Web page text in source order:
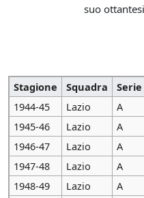
suo
Stagione Squadra Serie
1944-45
Lazio A
1945-46
Lazio A
1946-47
Lazio A
1947-48
Lazio A
1948-49
Lazio A